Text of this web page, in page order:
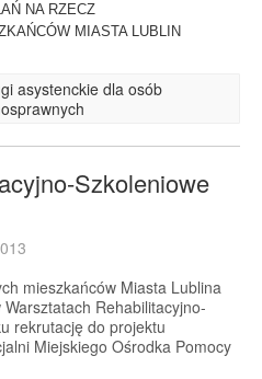
NA RZECZ
MIASTA LUBLIN
asystenckie dla osób
Szkoleniowe
mieszkańców Miasta Lublina
Rehabilitacyjno-
rekrutację do projektu
Miejskiego Ośrodka Pomocy